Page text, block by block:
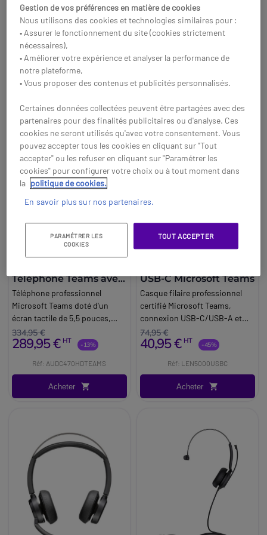
hybride adaptative, double
micro IA et design confortable
pour open space
professionnels.
159,95 €
136,95 € HT
Réf: LOZONEW2W
Acheter
hybride adaptative, double
micro IA et certification
premium pour bureaux
159,95 €
141,95 € HT
Réf: LOZONEW2
Acheter
Téléphone Teams avec
écran tactile
Téléphone professionnel
Microsoft Teams doté d'un
écran tactile de 5,5 pouces,
d'Android 13 MDEP, du Wifi 6 et
d'un module d'extension en
travail professionnels.
334,95 €
289,95 € HT -13%
Réf: AUDC470HDTEAMS
Acheter
USB-C Microsoft Teams
Casque filaire professionnel
certifié Microsoft Teams,
connexion USB-C/USB-A et
microphone à réduction de
bruit pour des
74,95 €
40,95 € HT -45%
Réf: LEN5000USBC
Acheter
Gestion de vos préférences en matière de cookies
Nous utilisons des cookies et technologies similaires pour :
• Assurer le fonctionnement du site (cookies strictement
nécessaires),
• Améliorer votre expérience et analyser la performance de
notre plateforme,
• Vous proposer des contenus et publicités personnalisés.
Certaines données collectées peuvent être partagées avec des
partenaires pour des finalités publicitaires ou d'analyse. Ces
cookies ne seront utilisés qu'avec votre consentement. Vous
pouvez accepter tous les cookies en cliquant sur "Tout
accepter" ou les refuser en cliquant sur "Paramétrer les
cookies" pour configurer votre choix ou à tout moment dans
la politique de cookies.
En savoir plus sur nos partenaires.
PARAMÉTRER LES
COOKIES
TOUT ACCEPTER